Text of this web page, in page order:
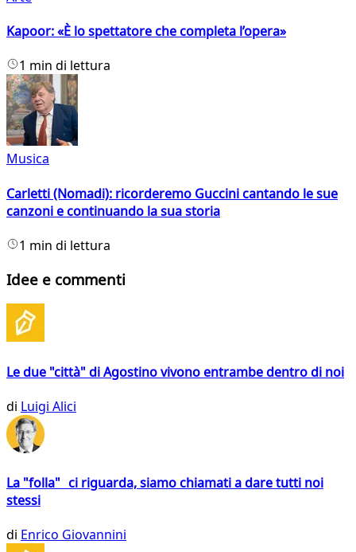
Kapoor: «È lo spettatore che completa l’opera»
1 min di lettura
Musica
Carletti (Nomadi): ricorderemo Guccini cantando le sue
canzoni e continuando la sua storia
1 min di lettura
Idee e commenti
Le due "città" di Agostino vivono entrambe dentro di noi
di Luigi Alici
La "folla" ci riguarda, siamo chiamati a dare tutti noi
stessi
di Enrico Giovannini